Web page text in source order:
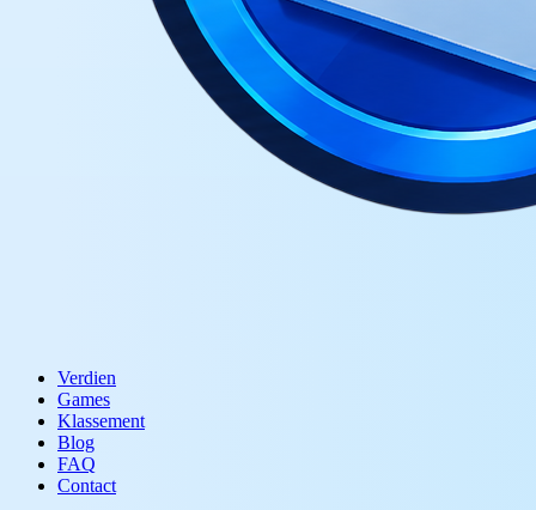
Verdien
Games
Klassement
Blog
FAQ
Contact